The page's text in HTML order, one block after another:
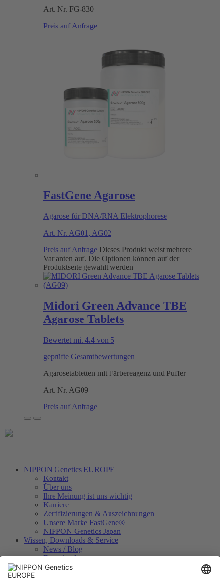
Art. Nr. FG-830
Preis auf Anfrage
FastGene Agarose
Agarose für DNA/RNA Elektrophorese
Art. Nr. AG01, AG02
Preis auf Anfrage Dieses Produkt weist mehrere
Varianten auf. Die Optionen können auf der
Produktseite gewählt werden
Midori Green Advance TBE
Agarose Tablets
Bewertet mit 4.4 von 5
geprüfte Gesamtbewertungen
Agarosetabletten mit Färbereagenz und Puffer
Art. Nr. AG09
Preis auf Anfrage
NIPPON Genetics EUROPE
Kontakt
Über uns
Ihre Meinung ist uns wichtig
Karriere
Zertifizierungen & Auszeichnungen
Unsere Marke FastGene®
NIPPON Genetics Japan
Wissen, Downloads & Service
News / Blog
Downloads
Videos